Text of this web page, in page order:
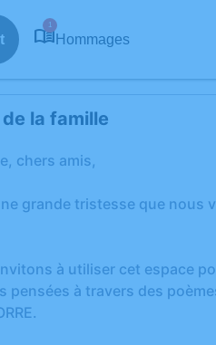
1
Hommages
la famille
chers amis,
grande tristesse que nous
à utiliser cet espace
pensées à travers des